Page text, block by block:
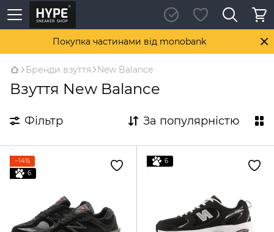
Покупка частинами від monobank
Бренди взуття New Balance
Взуття New Balance
Фільтр За популярністю
−14%
6
6